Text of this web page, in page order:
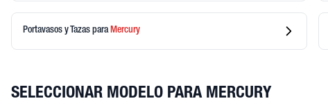
Portavasos y Tazas paraMercury
SELECCIONAR MODELO PARA MERCURY